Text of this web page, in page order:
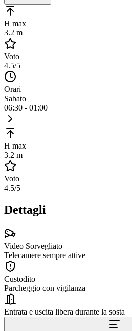
H max
3.2 m
Voto
4.5/5
Orari
Sabato
06:30 - 01:00
H max
3.2 m
Voto
4.5/5
Dettagli
Video Sorvegliato
Telecamere sempre attive
Custodito
Parcheggio con vigilanza
Entrata e uscita libera durante la sosta